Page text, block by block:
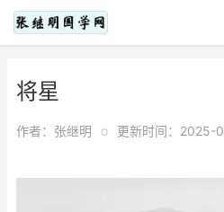
将星
作者：张继明 o 更新时间：2025-